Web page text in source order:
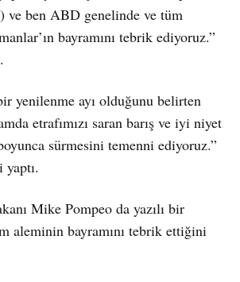
ve ben ABD genelinde ve tüm
bayramını tebrik ediyoruz.”
yenilenme ayı olduğunu belirten
etrafımızı saran barış ve iyi niyet
sürmesini temenni ediyoruz.”
Mike Pompeo da yazılı bir
aleminin bayramını tebrik ettiğini